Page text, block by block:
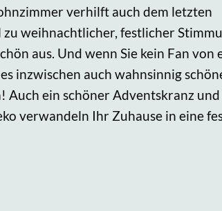
verhilft auch dem letzten
weihnachtlicher, festlicher
aus. Und wenn Sie kein Fan von
inzwischen auch wahnsinnig
Auch ein schöner Adventskranz und
verwandeln Ihr Zuhause in eine